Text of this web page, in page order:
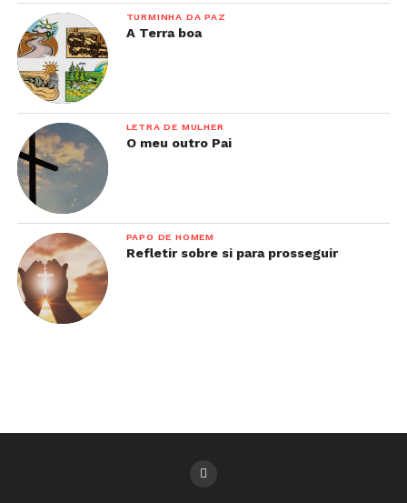
TURMINHA DA PAZ
A Terra boa
LETRA DE MULHER
O meu outro Pai
PAPO DE HOMEM
Refletir sobre si para prosseguir